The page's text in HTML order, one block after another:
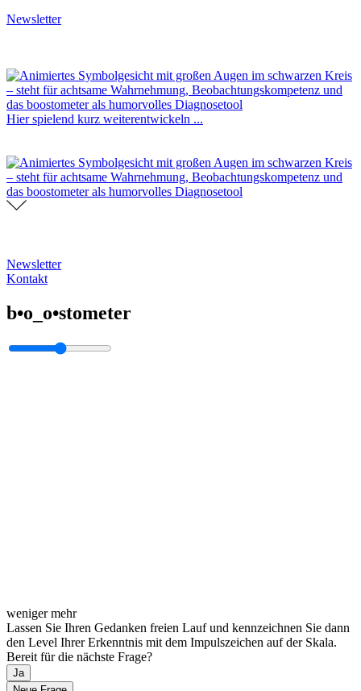
Newsletter
Hier spielend kurz weiterentwickeln ...
Newsletter
Kontakt
b•o_o•stometer
weniger mehr
Lassen Sie Ihren Gedanken freien Lauf und kennzeichnen Sie dann
den Level Ihrer Erkenntnis mit dem Impulszeichen auf der Skala.
Bereit für die nächste Frage?
Ja